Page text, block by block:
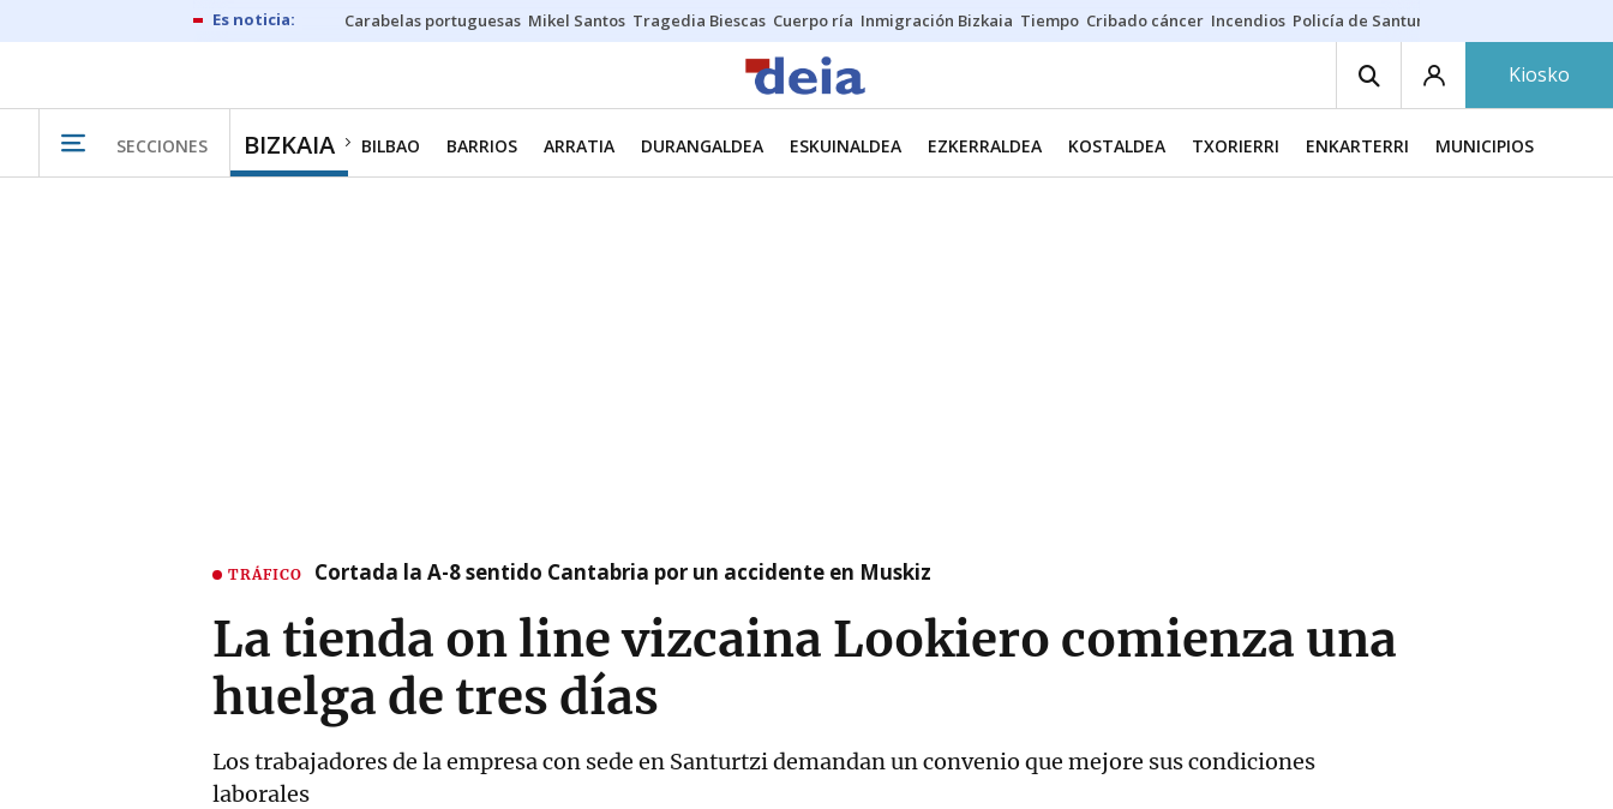
Carabelas portuguesas Mikel Santos Tragedia Biescas Cuerpo ría Inmigración Bizkaia Tiempo Cribado cáncer Incendios Policía de Santurtzi
Kiosko
SECCIONES BIZKAIA BILBAO BARRIOS ARRATIA DURANGALDEA ESKUINALDEA EZKERRALDEA KOSTALDEA TXORIERRI ENKARTERRI MUNICIPIOS
TRÁFICO Cortada la A-8 sentido Cantabria por un accidente en Muskiz
La tienda on line vizcaina Lookiero comienza una
huelga de tres días
Los trabajadores de la empresa con sede en Santurtzi demandan un convenio que mejore sus condiciones
laborales